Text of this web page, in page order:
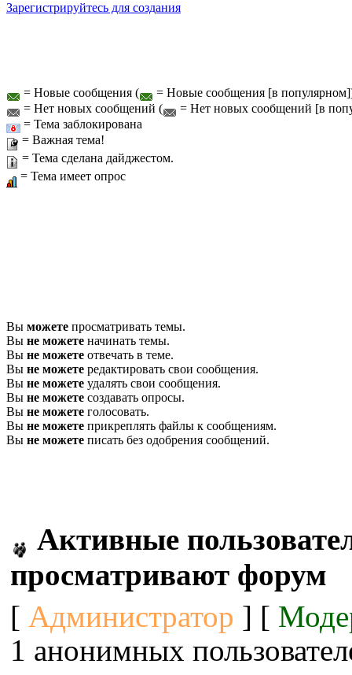
Зарегистрируйтесь для создания
= Новые сообщения (
= Новые сообщения [в
= Нет новых сообщений (
= Нет новых сообщений [в
= Тема заблокирована
= Важная тема!
= Тема сделана дайджестом.
= Тема имеет опрос
Вы можете просматривать темы.
Вы не можете начинать темы.
Вы не можете отвечать в теме.
Вы не можете редактировать свои сообщения.
Вы не можете удалять свои сообщения.
Вы не можете создавать опросы.
Вы не можете голосовать.
Вы не можете прикреплять файлы к сообщениям.
Вы не можете писать без одобрения сообщений.
Активные
просматривают форум
[ Администратор ] [
1 анонимных